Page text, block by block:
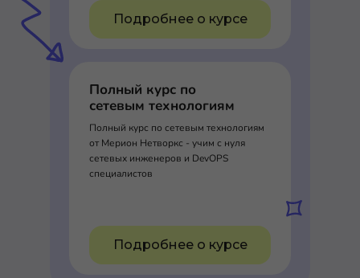
Подробнее о курсе
Полный курс по
сетевым технологиям
Полный курс по сетевым технологиям
от Мерион Нетворкс - учим с нуля
сетевых инженеров и DevOPS
специалистов
Подробнее о курсе